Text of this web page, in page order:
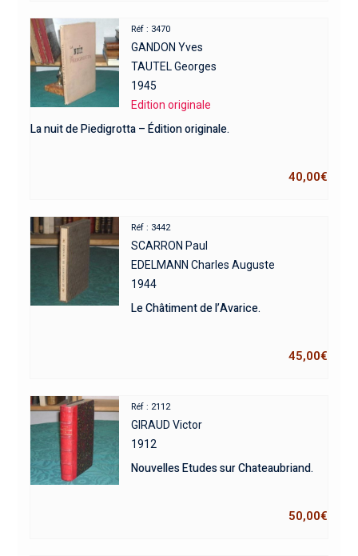
Réf : 3470
GANDON Yves
TAUTEL Georges
1945
Edition originale
La nuit de Piedigrotta – Édition originale.
40,00€
Réf : 3442
SCARRON Paul
EDELMANN Charles Auguste
1944
Le Châtiment de l’Avarice.
45,00€
Réf : 2112
GIRAUD Victor
1912
Nouvelles Etudes sur Chateaubriand.
50,00€